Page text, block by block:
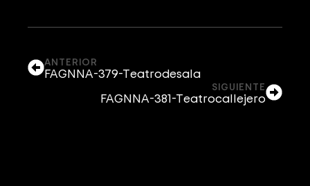
ANTERIOR
FAGNNA-379-Teatrodesala
SIGUIENTE
FAGNNA-381-Teatrocallejero